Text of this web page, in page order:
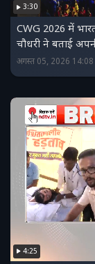
3:30
CWG 2026 में भारत के लिए गोल्ड जीतने वाली
चौधरी ने बताई
अगस्त 05, 2026
4:25